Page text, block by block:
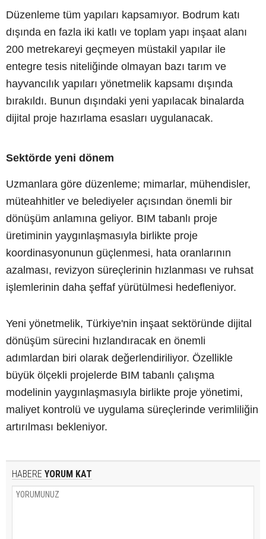
Düzenleme tüm yapıları kapsamıyor. Bodrum katı
dışında en fazla iki katlı ve toplam yapı inşaat alanı
200 metrekareyi geçmeyen müstakil yapılar ile
entegre tesis niteliğinde olmayan bazı tarım ve
hayvancılık yapıları yönetmelik kapsamı dışında
bırakıldı. Bunun dışındaki yeni yapılacak binalarda
dijital proje hazırlama esasları uygulanacak.
Sektörde yeni dönem
Uzmanlara göre düzenleme; mimarlar, mühendisler,
müteahhitler ve belediyeler açısından önemli bir
dönüşüm anlamına geliyor. BIM tabanlı proje
üretiminin yaygınlaşmasıyla birlikte proje
koordinasyonunun güçlenmesi, hata oranlarının
azalması, revizyon süreçlerinin hızlanması ve ruhsat
işlemlerinin daha şeffaf yürütülmesi hedefleniyor.
Yeni yönetmelik, Türkiye'nin inşaat sektöründe dijital
dönüşüm sürecini hızlandıracak en önemli
adımlardan biri olarak değerlendiriliyor. Özellikle
büyük ölçekli projelerde BIM tabanlı çalışma
modelinin yaygınlaşmasıyla birlikte proje yönetimi,
maliyet kontrolü ve uygulama süreçlerinde verimliliğin
artırılması bekleniyor.
HABERE YORUM KAT